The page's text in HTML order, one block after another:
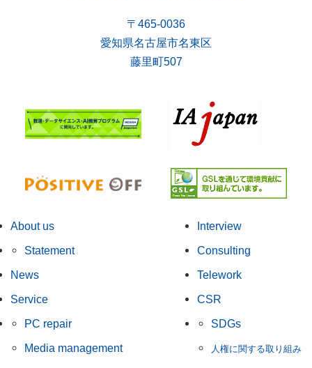
〒465-0036
愛知県名古屋市名東区
藤里町507
About us
Statement
News
Service
PC repair
Media management
Interview
Consulting
Telework
CSR
SDGs
人権に関する取り組み